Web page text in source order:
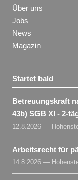
Über uns
Jobs
News
Magazin
Startet bald
Betreuungskraft
43b) SGB XI - 2-
12.8.2026 —
Arbeitsrecht für
14.8.2026 —